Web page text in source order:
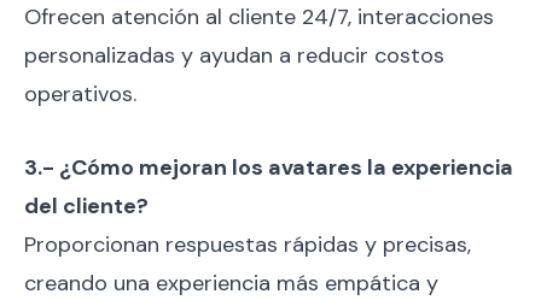
Ofrecen atención al cliente 24/7, interacciones
personalizadas y ayudan a reducir costos
operativos.
3.- ¿Cómo mejoran los avatares la experiencia
del cliente?
Proporcionan respuestas rápidas y precisas,
creando una experiencia más empática y